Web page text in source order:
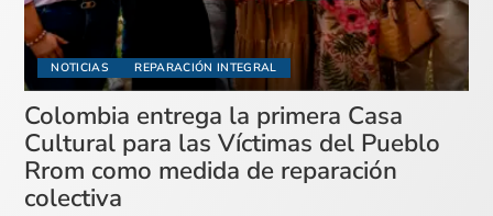
NOTICIAS REPARACIÓN INTEGRAL
Colombia entrega la primera Casa
Cultural para las Víctimas del Pueblo
Rrom como medida de reparación
colectiva